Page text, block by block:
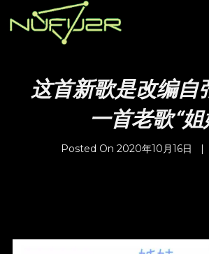
这首新歌是改编自
一首老歌“姐
Posted On 2020年10月16日